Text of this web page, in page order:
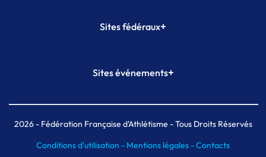
Sites fédéraux+
Plateforme Formation
Sites événements+
Meeting de Paris indoor
MAIF Ekiden de Paris
2026- Fédération Française d'Athlétisme - Tous Droits Réservés
Conditions d'utilisation - Mentions légales -Contacts